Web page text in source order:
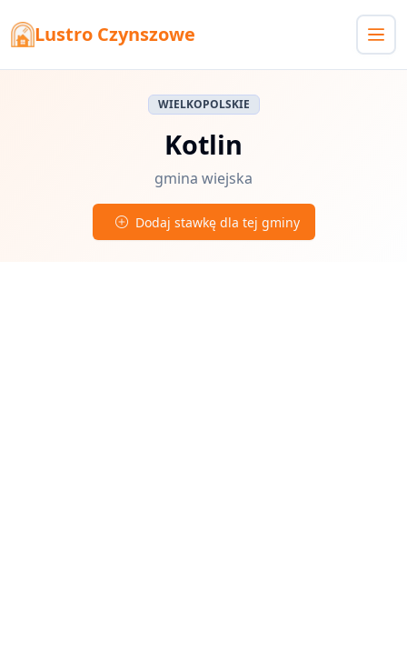
Lustro Czynszowe
WIELKOPOLSKIE
Kotlin
gmina wiejska
Dodaj stawkę dla tej gminy